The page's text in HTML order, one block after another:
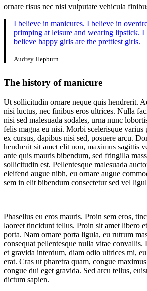
ornare risus nec nisi vulputate vehicula
I believe in manicures. I believe in
primping at leisure and wearing lipstick.
believe happy girls are the prettiest girls.
Audrey Hepburn
The history of manicure
Ut sollicitudin ornare neque quis hendrerit.
nisi luctus, nec finibus eros ultrices. Nulla
nisi sed malesuada sodales, urna nunc
felis magna eu nisi. Morbi scelerisque varius
ex cursus, dapibus nisi sed, posuere arcu.
hendrerit sit amet elit non, maximus sagittis
ante quis mauris bibendum, sed fringilla
sollicitudin est. Pellentesque malesuada
eleifend augue nibh, eu ornare augue
sem in elit bibendum consectetur sed vel
Phasellus eu eros mauris. Proin sem eros,
laoreet tincidunt tellus. Proin sit amet libero
porta. Nam ornare porta ligula, eu rutrum
consequat pellentesque nulla vitae convallis.
et gravida interdum, diam odio ultrices mi,
erat. Cras ut pharetra quam, congue
congue dui eget gravida. Sed arcu tellus,
dictum sapien.